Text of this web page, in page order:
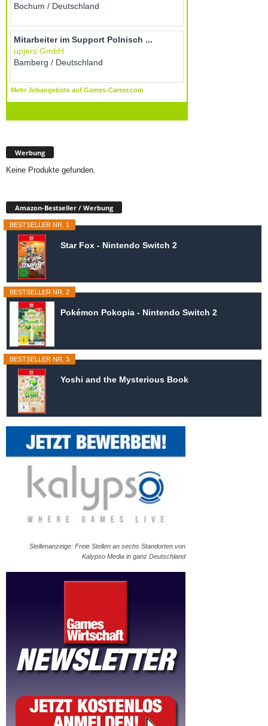
Werbung
Keine Produkte gefunden.
Amazon-Bestseller / Werbung
BESTSELLER NR. 1
Star Fox - Nintendo Switch 2
BESTSELLER NR. 2
Pokémon Pokopia - Nintendo Switch 2
BESTSELLER NR. 3
Yoshi and the Mysterious Book
Stellenanzeige: Freie Stellen an sechs Standorten von
Kalypso Media in ganz Deutschland